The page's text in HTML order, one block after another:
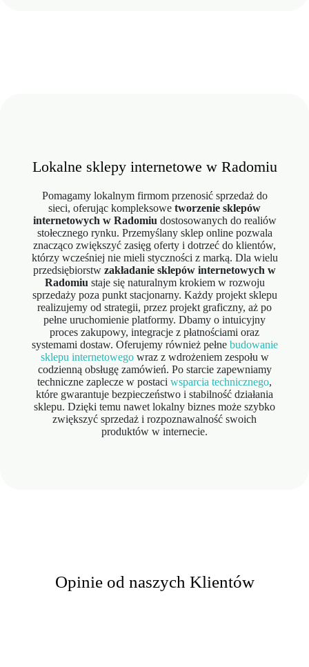
Lokalne sklepy internetowe w Radomiu
Pomagamy lokalnym firmom przenosić sprzedaż do
sieci, oferując kompleksowe tworzenie sklepów
internetowych w Radomiu dostosowanych do realiów
stołecznego rynku. Przemyślany sklep online pozwala
znacząco zwiększyć zasięg oferty i dotrzeć do klientów,
którzy wcześniej nie mieli styczności z marką. Dla wielu
przedsiębiorstw zakładanie sklepów internetowych w
Radomiu staje się naturalnym krokiem w rozwoju
sprzedaży poza punkt stacjonarny. Każdy projekt sklepu
realizujemy od strategii, przez projekt graficzny, aż po
pełne uruchomienie platformy. Dbamy o intuicyjny
proces zakupowy, integracje z płatnościami oraz
systemami dostaw. Oferujemy również pełne budowanie
sklepu internetowegowraz z wdrożeniem zespołu w
codzienną obsługę zamówień. Po starcie zapewniamy
techniczne zaplecze w postaci wsparcia technicznego,
które gwarantuje bezpieczeństwo i stabilność działania
sklepu. Dzięki temu nawet lokalny biznes może szybko
zwiększyć sprzedaż i rozpoznawalność swoich
produktów w internecie.
Opinie od naszych Klientów